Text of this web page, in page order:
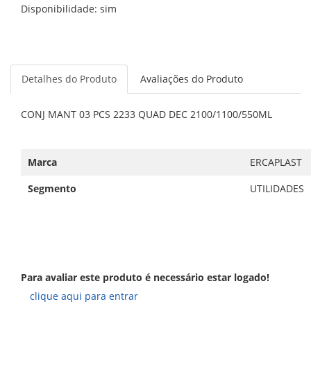
Disponibilidade: sim
Detalhes do Produto Avaliações do Produto
CONJ MANT 03 PCS 2233 QUAD DEC 2100/1100/550ML
Marca
ERCAPLAST
Segmento
UTILIDADES
Para avaliar este produto é necessário estar logado!
clique aqui para entrar